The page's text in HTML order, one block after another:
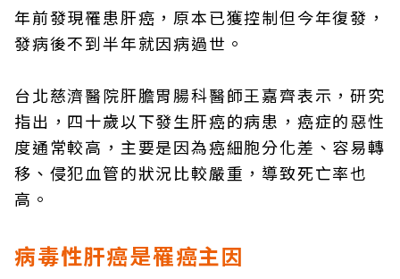
年前發現罹患肝癌，原本已獲控制但今年復發，
發病後不到半年就因病過世。
台北慈濟醫院肝膽胃腸科醫師王嘉齊表示，研究
指出，四十歲以下發生肝癌的病患，癌症的惡性
度通常較高，主要是因為癌細胞分化差、容易轉
移、侵犯血管的狀況比較嚴重，導致死亡率也
高。
病毒性肝癌是罹癌主因